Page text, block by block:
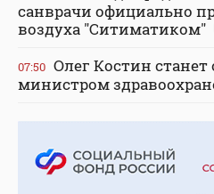
санврачи официально
воздуха "Ситиматиком"
07:50 Олег Костин
министром